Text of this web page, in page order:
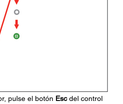
pulse el botón Escdel control